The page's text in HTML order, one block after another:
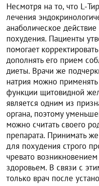
Несмотря на то, что L-
лечения
анаболическое
похудения. Пациенты
помогает
дополнять его прием
диеты. Врачи же
натрия можно
функции щитовидной
является одним из
органа, поэтому
можно считать своего
препарата. Принимать
для похудения строго
чревато
здоровьем. В связи с
только врач после